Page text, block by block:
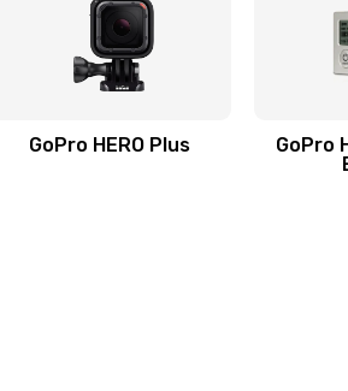
GoPro HERO Plus
GoPro